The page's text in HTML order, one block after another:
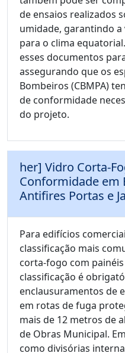
de ensaios realizados
umidade, garantindo
para o clima
esses documentos
assegurando que os
Bombeiros (CBMPA)
de conformidade
do projeto.
her] Vidro Corta-
Conformidade em
Antifires Portas e
Para edifícios
classificação mais
corta-fogo com
classificação é
enclausuramentos de
em rotas de fuga
mais de 12 metros de
de Obras Municipal.
como divisórias